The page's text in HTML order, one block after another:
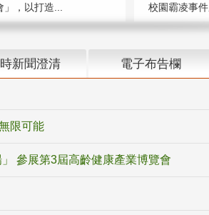
，以打造...
校園霸凌事件
新聞澄清 電子布告欄
限可能
參展第3屆高齡健康產業博覽會